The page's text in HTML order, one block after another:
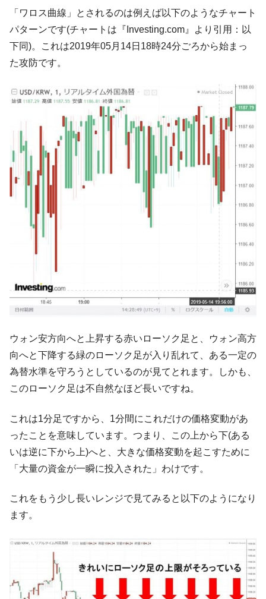
営業利益80.2％も減少
『Money1』
米国下院「韓国の公務員個人をターゲット
にぶん殴る法案」提出！⇒ クーパン問題は合衆国企業に対
他人事のような発言。
韓国半導体『SKハイニックス』2026年2Qの
業績「史上最高益」当期純利益は前年同期比13.4倍に。
『Money1』
韓国･加徳島新国際空港「またも暗礁」の危
機 ⇒ 10.7兆では損が出るからできない。
『Money1』
【速報】韓国株式市場の暴落・本日07月29
日(水)もサイドカー・サーキットブレイカーの二段コンボ
発動！
『Money1』
IT産業は人を雇用する効果は低い。全産業の
半分未満しか雇用を生まない
『Money1』
『Money1』
韓国「2026年1Q 資金循環統計」面白い結果
に。
『Money1』
韓国株式市場･暗黒の火曜日。サーキットブ
レイカーも発動！ 半導体2銘柄の暴落
『Money1』 韓国･カードローン金利「15％」突破！
塊！
Fact1
夏の甲子園、優勝校を最も多く輩出している都道
府県とは？
Fact1 今話題の「楽天ライオンズ」とは？
える賞金とは？
Fact1 平成仮面ライダーの意外すぎるモチーフとは？
発表から2日で大崩壊、鳴かず飛ばずに終わりそう
なスーパーリーグとは？
Fact1
日本人マスターズ挑戦の歴史。松山以前に最高位
「ワロス曲線」とされるのは例えば以下のようなチャート
パターンです(チャートは『Investing.com』より引用：以
下同)。これは2019年05月14日18時24分ごろから始まっ
た攻防です。
ウォン安方向へと上昇する赤いローソク足と、ウォン高方
向へと下降する緑のローソク足が入り乱れて、ある一定の
為替水準を守ろうとしているのが見てとれます。しかも、
このローソク足は不自然なほど長いですね。
これは1分足ですから、1分間にこれだけの価格変動があ
ったことを意味しています。つまり、この上から下(ある
いは逆に下から上)へと、大きな価格変動を起こすために
「大量の資金が一瞬に投入された」わけです。
これをもう少し長いレンジで見てみると以下のようになり
ます。